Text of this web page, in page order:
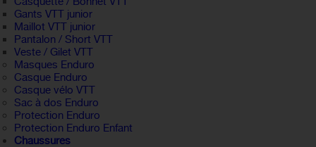
Gants VTT junior
Maillot VTT junior
Pantalon / Short VTT
Veste / Gilet VTT
Masques Enduro
Casque Enduro
Casque vélo VTT
Sac à dos Enduro
Protection Enduro
Protection Enduro Enfant
Chaussures